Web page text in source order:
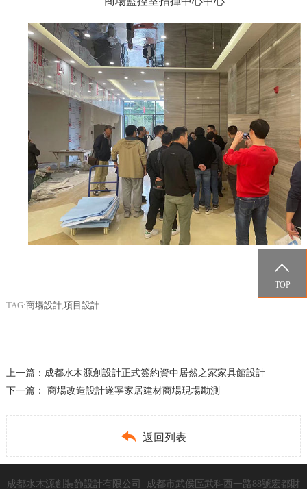
TAG:商場設計, 項目設計
上一篇： 成都水木源創設計正式簽約資中居然之家家具館設計
下一篇： 商場改造設計遂寧家居建材商場現場勘測
 返回列表
成都水木源創裝飾設計有限公司 成都市武侯區武科西一路88號宏都財

TOP